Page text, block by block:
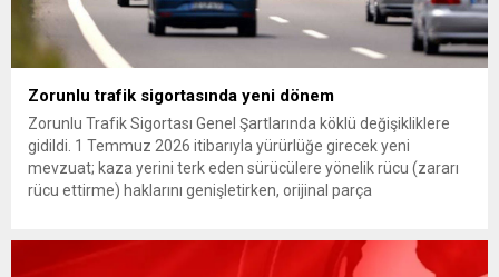
Zorunlu trafik sigortasında yeni dönem
Zorunlu Trafik Sigortası Genel Şartlarında köklü değişikliklere
gidildi. 1 Temmuz 2026 itibarıyla yürürlüğe girecek yeni
mevzuat; kaza yerini terk eden sürücülere yönelik rücu (zararı
rücu ettirme) haklarını genişletirken, orijinal parça
getiriyor. Hazine Müsteşarlığına bağlı ilgili kurumlarca...